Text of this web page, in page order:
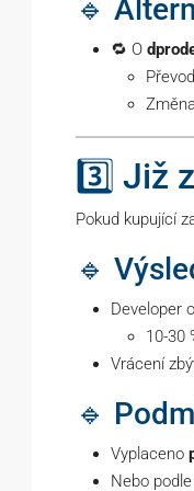
🔹
🔁 O
3️⃣ Již
Pokud kupující
🔹
Developer
10-30
Vrácení
🔹
Vyplaceno
Nebo podle